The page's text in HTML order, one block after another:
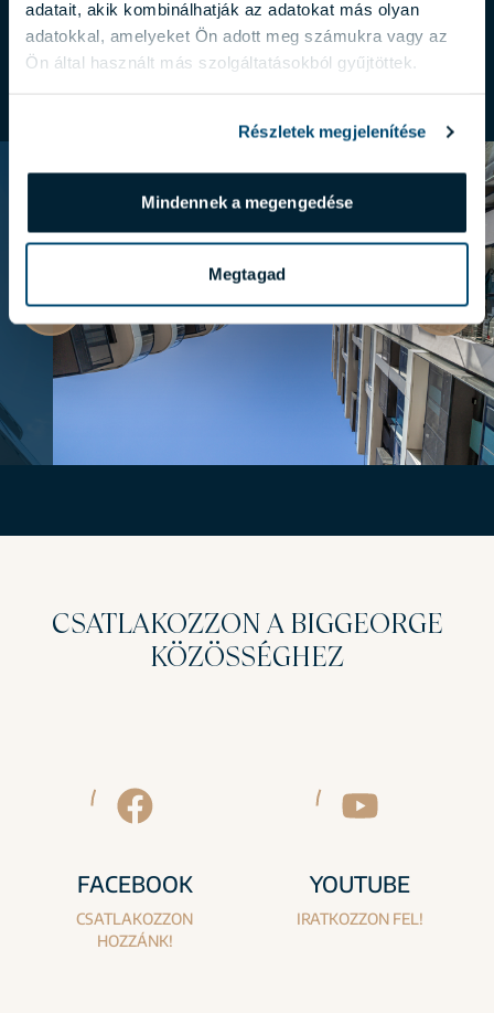
adatait, akik kombinálhatják az adatokat más olyan
adatokkal, amelyeket Ön adott meg számukra vagy az
Ön által használt más szolgáltatásokból gyűjtöttek.
Részletek megjelenítése
Mindennek a megengedése
Megtagad
GALÉRIA
CSATLAKOZZON A BIGGEORGE
KÖZÖSSÉGHEZ
FACEBOOK
CSATLAKOZZON
HOZZÁNK!
YOUTUBE
IRATKOZZON FEL!